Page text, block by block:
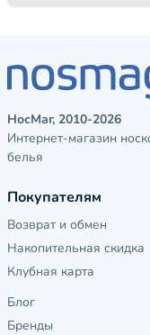
НосМаг, 2010-2026
Интернет-магазин
белья
Покупателям
Возврат и обмен
Накопительная скидка
Клубная карта
Блог
Бренды